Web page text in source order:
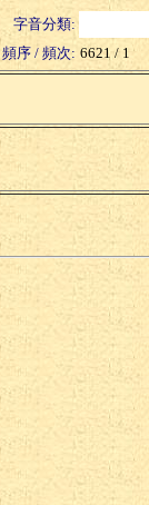
字音分類:
頻序 / 頻次: 6621 / 1